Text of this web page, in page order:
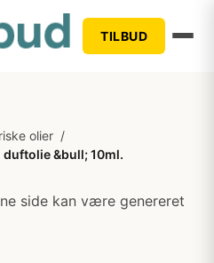
TILBUD
olier /
duftolie &bull; 10ml.
side kan være genereret